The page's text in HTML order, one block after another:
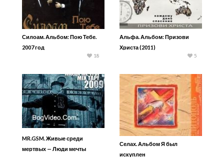
Силоам. Альбом: Пою Тебе.
2007 год
18
Альфа. Альбом: Призови
Христа (2011)
5
MR.GSM. Живые среди
мертвых — Люди мечты
Селах. Альбом Я был
искуплен